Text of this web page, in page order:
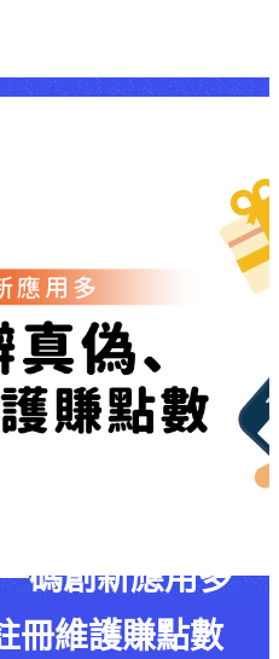
碼創新應用多
冊維護賺點數